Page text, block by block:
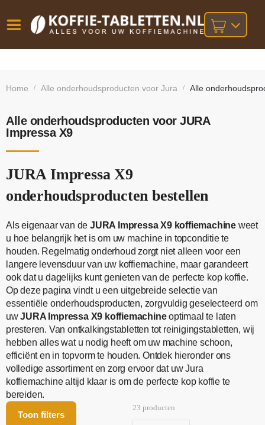
besteld,
bij orders
Home / Alle onderhoudsproducten voor Jura / Alle
Alle onderhoudsproducten voor JURA
Impressa X9
JURA Impressa X9
onderhoudsproducten bestellen
Als eigenaar van de JURA Impressa X9 koffiemachine weet
u hoe belangrijk het is om uw machine in topconditie te
houden. Regelmatig onderhoud zorgt niet alleen voor een
langere levensduur van uw koffiemachine, maar garandeert
ook dat u dagelijks kunt genieten van de perfecte kop koffie.
Op deze pagina vindt u een uitgebreide selectie van
essentiële onderhoudsproducten, zorgvuldig geselecteerd om
uwJURA Impressa X9 koffiemachineoptimaal te laten
presteren. Van ontkalkingstabletten tot reinigingstabletten, wij
hebben alles wat u nodig heeft om uw machine schoon,
efficiënt en in topvorm te houden. Ontdek hieronder ons
volledige assortiment en zorg ervoor dat uw Jura
koffiemachine altijd klaar is om de perfecte kop koffie te
bereiden.
Toon filters
23 producten